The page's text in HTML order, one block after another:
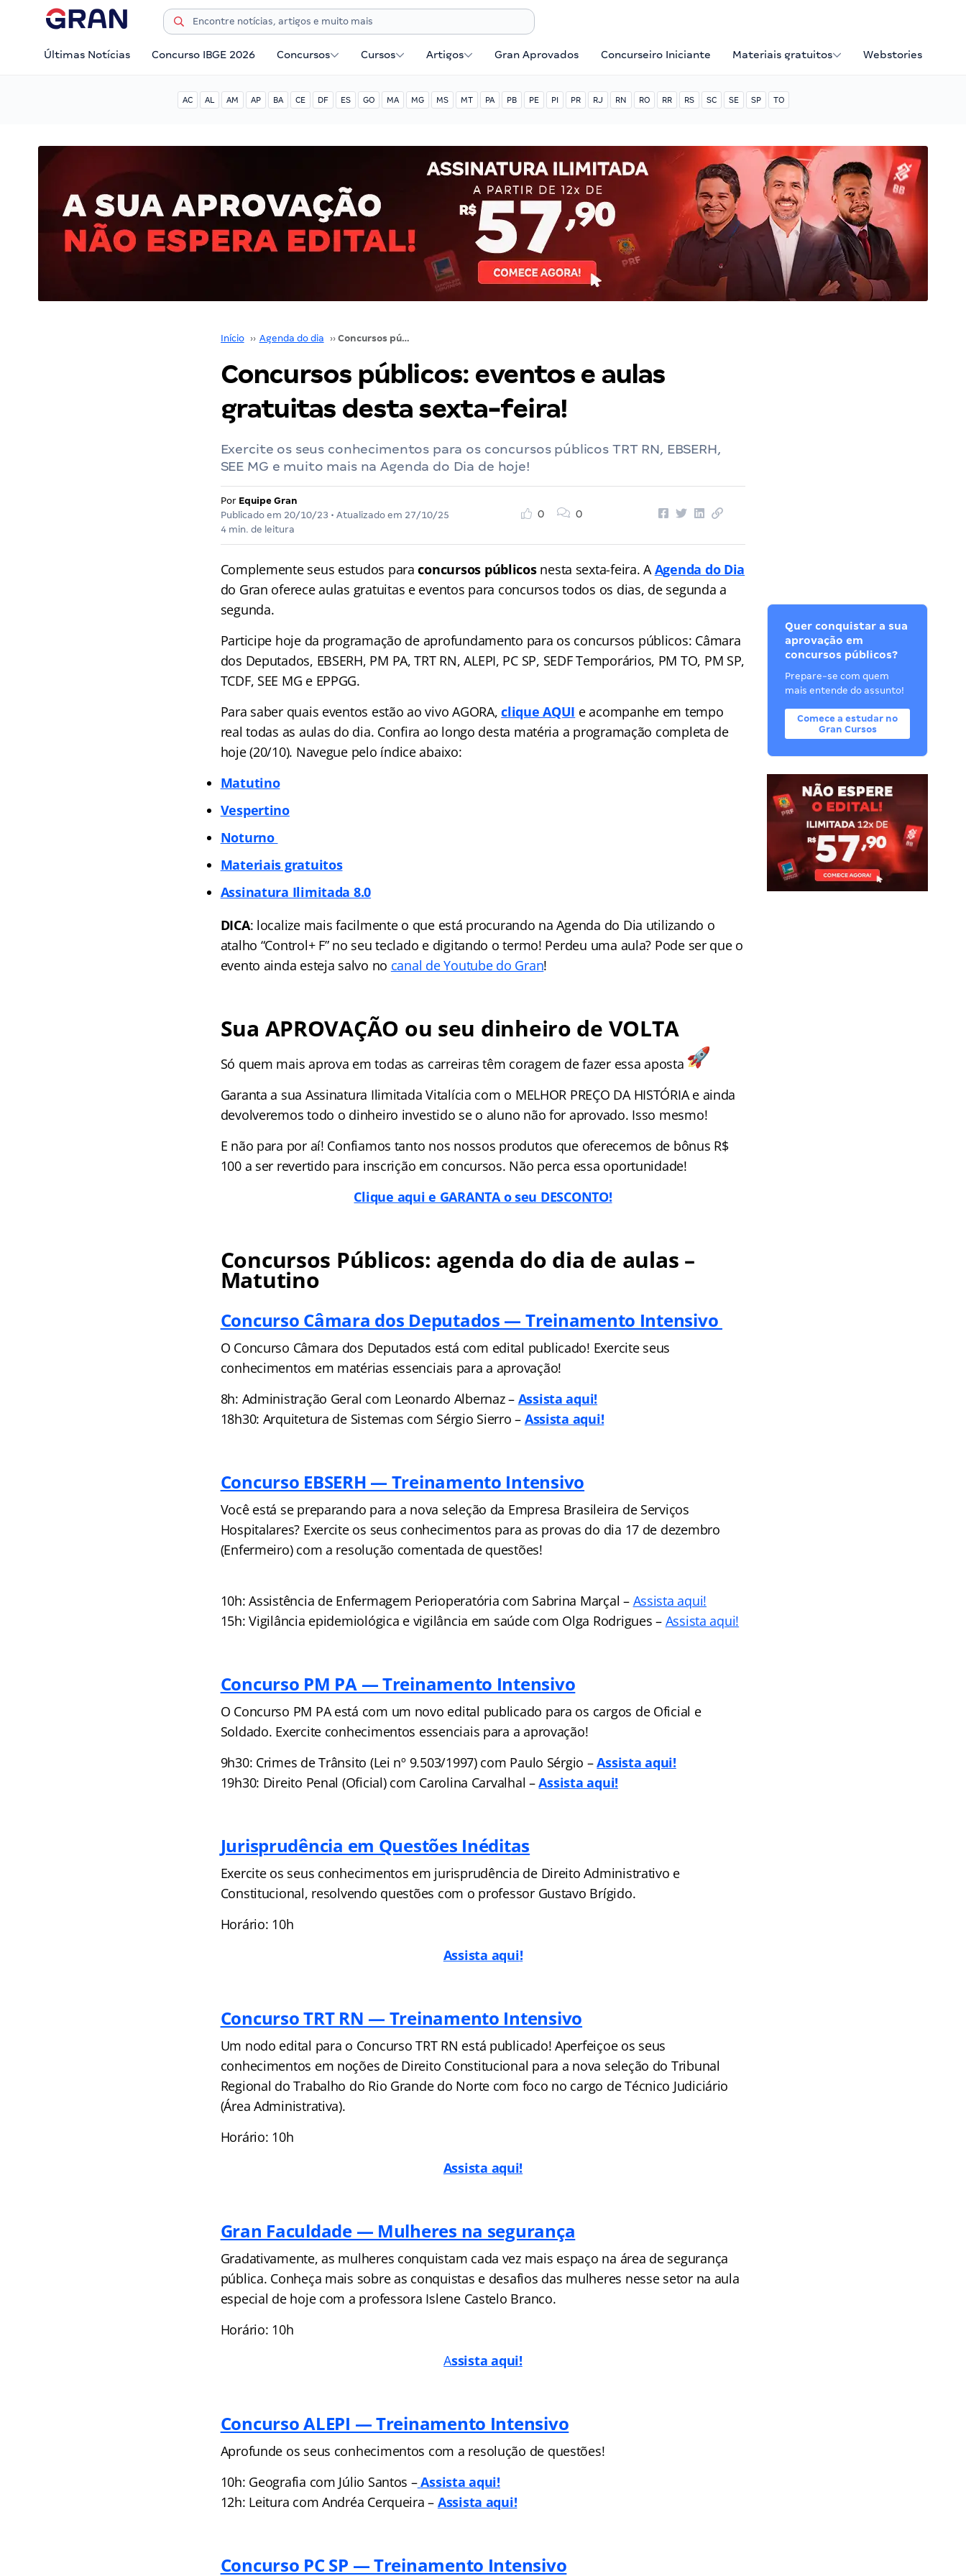
Últimas Notícias Concurso IBGE 2026 Concursos Cursos Artigos Gran Aprovados Concurseiro Iniciante Materiais gratuitos Webstories
AC AL AM AP BA CE DF ES GO MA MG MS MT PA PB PE PI PR RJ RN RO RR RS SC SE SP TO
Início ›› Agenda do dia ›› Concursos públicos: eventos e aulas gratuitas desta sexta-feira!
Concursos públicos: eventos e aulas
gratuitas desta sexta-feira!
Exercite os seus conhecimentos para os concursos públicos TRT RN, EBSERH,
SEE MG e muito mais na Agenda do Dia de hoje!
Por Equipe Gran
Publicado em 20/10/23 • Atualizado em 27/10/25
4 min. de leitura
0 0
Complemente seus estudos para concursos públicosnesta sexta-feira. AAgenda do Dia
do Gran oferece aulas gratuitas e eventos para concursos todos os dias, de segunda a
segunda.
Participe hoje da programação de aprofundamento para os concursos públicos: Câmara
dos Deputados, EBSERH, PM PA, TRT RN, ALEPI, PC SP, SEDF Temporários, PM TO, PM SP,
TCDF, SEE MG e EPPGG.
Para saber quais eventos estão ao vivo AGORA,clique AQUI e acompanhe em tempo
real todas as aulas do dia. Confira ao longo desta matéria a programação completa de
hoje (20/10). Navegue pelo índiceabaixo:
Matutino
Vespertino
Noturno
Materiais gratuitos
Assinatura Ilimitada 8.0
DICA: localize mais facilmente o que está procurando na Agenda do Dia utilizando o
atalho “Control+ F” no seu teclado e digitando o termo! Perdeu uma aula? Pode ser que o
evento ainda esteja salvo no canal de Youtube do Gran!
Sua APROVAÇÃO ou seu dinheiro de VOLTA
Só quem mais aprova em todas as carreiras têm coragem de fazer essa aposta
Garanta a sua Assinatura Ilimitada Vitalícia com o MELHOR PREÇO DA HISTÓRIA e ainda
devolveremos todo o dinheiro investido se o aluno não for aprovado. Isso mesmo!
E não para por aí! Confiamos tanto nos nossos produtos que oferecemos de bônus R$
100 a ser revertido para inscrição em concursos. Não perca essa oportunidade!
Clique aqui e GARANTA o seu DESCONTO!
Concursos Públicos: agenda do dia de aulas –
Matutino
Concurso Câmara dos Deputados — Treinamento Intensivo
O Concurso Câmara dos Deputados está com edital publicado! Exercite seus
conhecimentos em matérias essenciais para a aprovação!
8h: Administração Geral com Leonardo Albernaz – Assista aqui!
18h30: Arquitetura de Sistemas com Sérgio Sierro – Assista aqui!
Concurso EBSERH — Treinamento Intensivo
Você está se preparando para a nova seleção da Empresa Brasileira de Serviços
Hospitalares? Exercite os seus conhecimentos para as provas do dia 17 de dezembro
(Enfermeiro) com a resolução comentada de questões!
10h: Assistência de Enfermagem Perioperatória com Sabrina Marçal – Assista aqui!
15h: Vigilância epidemiológica e vigilância em saúde com Olga Rodrigues – Assista aqui!
Concurso PM PA — Treinamento Intensivo
O Concurso PM PA está com um novo edital publicado para os cargos de Oficial e
Soldado. Exercite conhecimentos essenciais para a aprovação!
9h30: Crimes de Trânsito (Lei nº 9.503/1997) com Paulo Sérgio –Assista aqui!
19h30: Direito Penal (Oficial) com Carolina Carvalhal –Assista aqui!
Jurisprudência em Questões Inéditas
Exercite os seus conhecimentos em jurisprudência de Direito Administrativo e
Constitucional, resolvendo questões com o professor Gustavo Brígido.
Horário: 10h
Assista aqui!
Concurso TRT RN — Treinamento Intensivo
Um nodo edital para o Concurso TRT RN está publicado! Aperfeiçoe os seus
conhecimentos em noções de Direito Constitucional para a nova seleção do Tribunal
Regional do Trabalho do Rio Grande do Norte com foco no cargo de Técnico Judiciário
(Área Administrativa).
Horário: 10h
Assista aqui!
Gran Faculdade — Mulheres na segurança
Gradativamente, as mulheres conquistam cada vez mais espaço na área de segurança
pública. Conheça mais sobre as conquistas e desafios das mulheres nesse setor na aula
especial de hoje com a professora Islene Castelo Branco.
Horário: 10h
Assista aqui!
Concurso ALEPI — Treinamento Intensivo
Aprofunde os seus conhecimentos com a resolução de questões!
10h: Geografia com Júlio Santos –Assistaaqui!
12h: Leitura com Andréa Cerqueira – Assista aqui!
Concurso PC SP — Treinamento Intensivo
Quer conquistar a sua
aprovação em
concursos públicos?
Prepare-se com quem
mais entende do assunto!
Comece a estudar no
Gran Cursos